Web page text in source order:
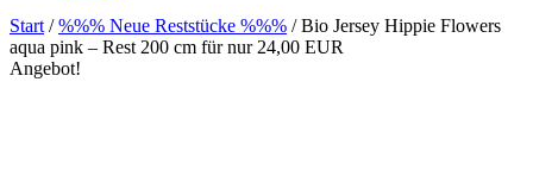
Start /%%% Neue Reststücke %%% / Bio Jersey Hippie Flowers
aqua pink – Rest 200 cm für nur 24,00 EUR
Angebot!